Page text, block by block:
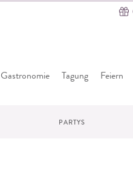
Gastronomie Tagung Feiern
PARTYS